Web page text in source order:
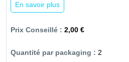
En savoir plus
2,00 €
2